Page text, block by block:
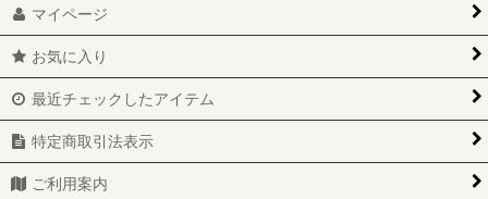
マイページ
お気に入り
最近チェックしたアイテム
特定商取引法表示
ご利用案内